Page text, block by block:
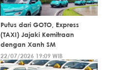
Putus dari GOTO, Express
(TAXI) Jajaki Kemitraan
dengan Xanh SM
22/07/2026 19:09 WIB